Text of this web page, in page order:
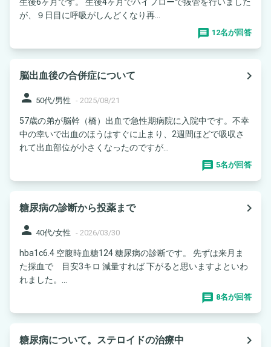
が、９日目に呼吸がしんどくなり再...
12名が回答
脳出血後の合併症について
navigate_next
person 50代/男性 - 2025/08/21
57歳の弟が脳幹（橋）出血で急性期病院に入院中です。不幸
中の幸いで出血のほうはすぐに止まり、2週間ほどで吸収さ
れて出血部位が小さくなったのですが...
5名が回答
糖尿病の診断から投薬まで
navigate_next
person 40代/女性 - 2026/03/30
hba1c6.4 空腹時血糖124 糖尿病の診断です。 先ずは来月ま
た採血で 目安3キロ 減量すれば 下がると思いますよといわ
れました。...
8名が回答
糖尿病について。ステロイドの治療中
navigate_next